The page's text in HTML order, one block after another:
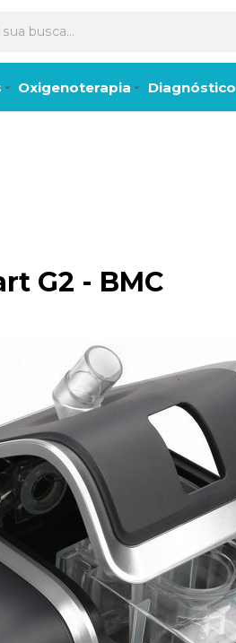
Oxigenoterapia Diagnóstico
G2 - BMC